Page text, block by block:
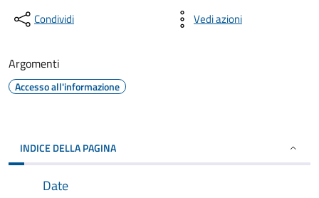
Condividi Vedi azioni
Argomenti
Accesso all'informazione
INDICE DELLA PAGINA
Date